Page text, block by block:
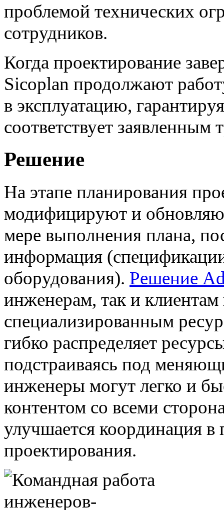
проблемой технических
сотрудников.
Когда проектирование
Sicoplan продолжают
в эксплуатацию,
соответствует заявленным
Решение
На этапе планирования
модифицируют и
мере выполнения плана,
информация
оборудования). Решение
инженерам, так и
специализированным
гибко распределяет
подстраиваясь под
инженеры могут легко и
контентом со всеми
улучшается координация в
проектирования.